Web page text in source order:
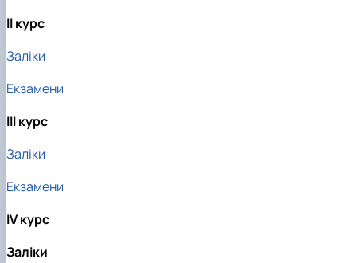
ІІ курс
Заліки
Екзамени
ІІІ курс
Заліки
Екзамени
ІV курс
Заліки